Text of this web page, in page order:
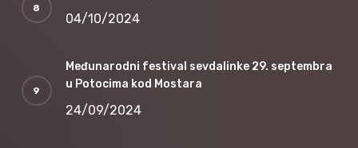
04/10/2024
Međunarodni festival sevdalinke 29. septembra
u Potocima kod Mostara
24/09/2024